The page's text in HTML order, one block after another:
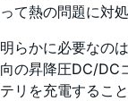
って熱の問題に対
明らかに必要なの
向の昇降圧DC/DC
テリを充電するこ